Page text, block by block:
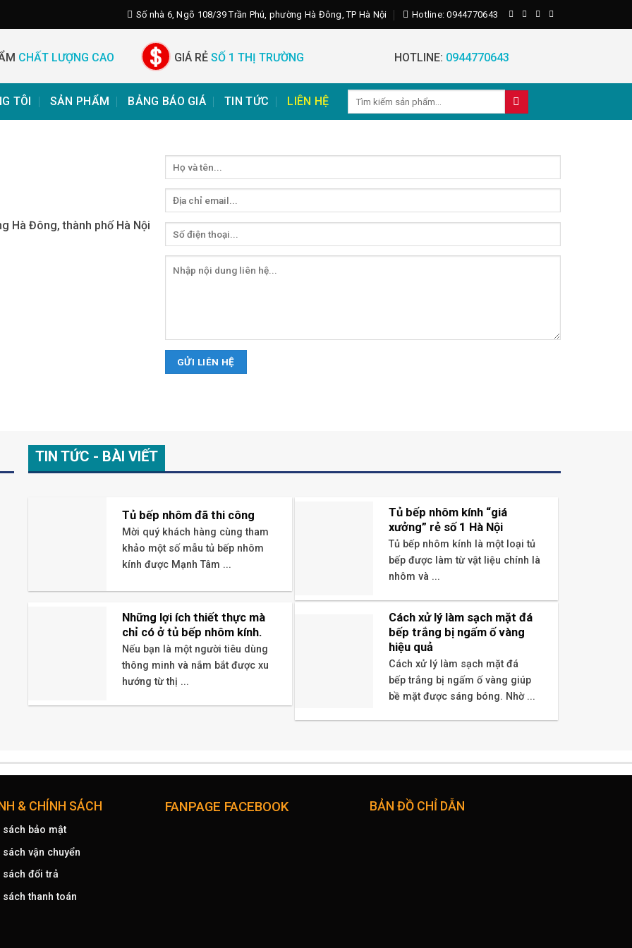
Số nhà 6, Ngõ 108/39 Trần Phú, phường Hà Đông, TP Hà Nội Hotline: 0944770643
CHẤT LƯỢNG CAO GIÁ RẺSỐ 1 THỊ TRƯỜNG HOTLINE: 0944770643
TÔI SẢN PHẨM BẢNG BÁO GIÁ TIN TỨC LIÊN HỆ
Hà Đông, thành phố Hà Nội
TIN TỨC - BÀI VIẾT
Tủ bếp nhôm đã thi công
Mời quý khách hàng cùng tham
khảo một số mẫu tủ bếp nhôm
kính được Mạnh Tâm ...
Tủ bếp nhôm kính “giá
xưởng” rẻ số 1 Hà Nội
Tủ bếp nhôm kính là một loại tủ
bếp được làm từ vật liệu chính là
nhôm và ...
Những lợi ích thiết thực mà
chỉ có ở tủ bếp nhôm kính.
Nếu bạn là một người tiêu dùng
thông minh và nắm bắt được xu
hướng từ thị ...
Cách xử lý làm sạch mặt đá
bếp trắng bị ngấm ố vàng
hiệu quả
Cách xử lý làm sạch mặt đá
bếp trắng bị ngấm ố vàng giúp
bề mặt được sáng bóng. Nhờ ...
& CHÍNH SÁCH
sách bảo mật
sách vận chuyển
sách đổi trả
sách thanh toán
FANPAGE FACEBOOK BẢN ĐỒ CHỈ DẪN